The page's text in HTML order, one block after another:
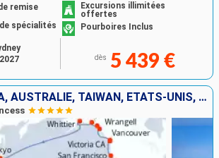
remise
Excursions illimitées
offertes
spécialités
Pourboires Inclus
dès 5 439 €
JAPON, CANADA, AUSTRALIE, TAÏWAN, ÉTATS-UNIS, SINGAPOUR, VIETNAM, CHINE, INDONÉSIE